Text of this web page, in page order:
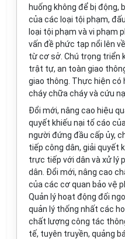
huống không để bị động,
của các loại tội phạm,
loại tội phạm và vi phạm
vấn đề phức tạp nổi lên
từ cơ sở. Chú trọng triển
trật tự, an toàn giao
giao thông. Thực hiện có
cháy chữa cháy và cứu
Đổi mới, nâng cao hiệu
quyết khiếu nại tố cáo
người đứng đầu cấp ủy,
tiếp công dân, giải quyết
trực tiếp với dân và xử lý
dân. Đổi mới, nâng cao
của các cơ quan bảo vệ
Quản lý hoạt động đối
quản lý thống nhất các
chất lượng công tác
tế, tuyên truyền, quảng